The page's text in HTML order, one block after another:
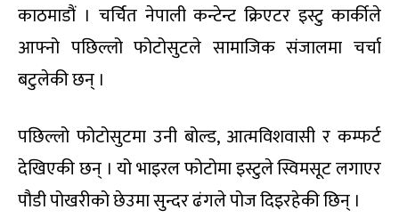
काठमाडौं । चर्चित नेपाली कन्टेन्ट क्रिएटर इस्टु कार्कीले
आफ्नो पछिल्लो फोटोसुटले सामाजिक संजालमा चर्चा
बटुलेकी छन् ।
पछिल्लो फोटोसुटमा उनी बोल्ड, आत्मविशवासी र कम्फर्ट
देखिएकी छन् । यो भाइरल फोटोमा इस्टुले स्विमसूट लगाएर
पौडी पोखरीको छेउमा सुन्दर ढंगले पोज दिइरहेकी छिन् ।